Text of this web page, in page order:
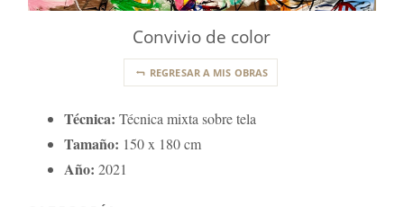
Convivio de color
REGRESAR A MIS OBRAS
Técnica: Técnica mixta sobre tela
Tamaño: 150 x 180 cm
Año: 2021